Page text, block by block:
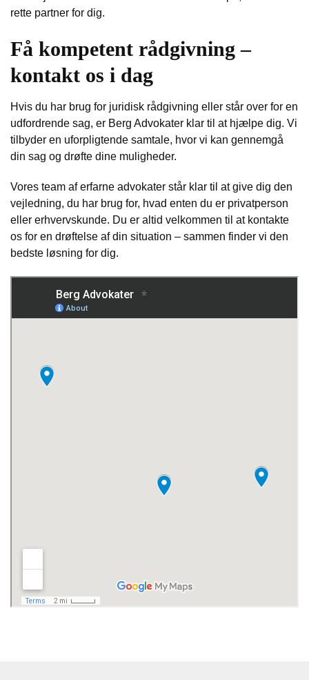
rette partner for dig.
Få kompetent rådgivning –
kontakt os i dag
Hvis du har brug for juridisk rådgivning eller står over for en
udfordrende sag, er Berg Advokater klar til at hjælpe dig. Vi
tilbyder en uforpligtende samtale, hvor vi kan gennemgå
din sag og drøfte dine muligheder.
Vores team af erfarne advokater står klar til at give dig den
vejledning, du har brug for, hvad enten du er privatperson
eller erhvervskunde. Du er altid velkommen til at kontakte
os for en drøftelse af din situation – sammen finder vi den
bedste løsning for dig.